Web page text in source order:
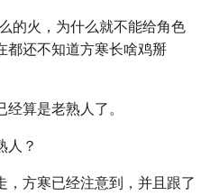
的火，为什么就不能给角色
都还不知道方寒长啥鸡掰
算是老熟人了。
人？
，方寒已经注意到，并且跟了